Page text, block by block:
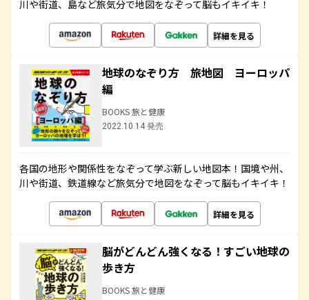
川や街道、島など旅気分で地図をなぞって脳もイキイキ！
詳細を見る
地球のなぞり方 旅地図 ヨーロッパ
編
BOOKS 旅と健康
2022.10.14 発売
各国の地形や関係性をなぞって学ぶ新しい地図本！国境や州、
川や街道、鉄道線など旅気分で地図をなぞって脳もイキイキ！
詳細を見る
脳がどんどん強くなる！すごい地球の
歩き方
BOOKS 旅と健康